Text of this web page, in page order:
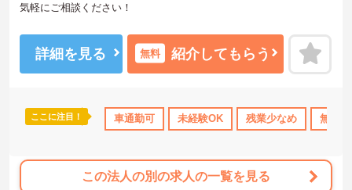
気軽にご相談ください！
詳細を見る 無料 紹介してもらう
ここに注目！ 車通勤可 未経験OK 残業少なめ 無資
この法人の別の求人の一覧を見る